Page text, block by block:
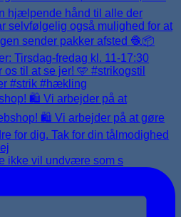
🛍️ Vi arbejder på at
ikke vil undvære som s